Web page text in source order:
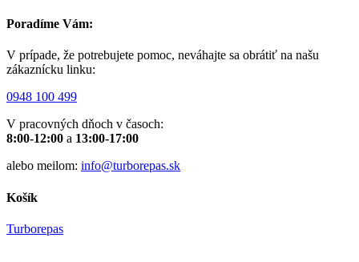
Poradíme Vám:
V prípade, že potrebujete pomoc, neváhajte sa obrátiť na našu
zákaznícku linku:
0948 100 499
V pracovných dňoch v časoch:
8:00-12:00 a 13:00-17:00
alebo meilom: info@turborepas.sk
Košík
Turborepas